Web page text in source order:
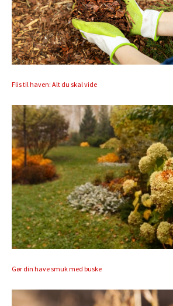
Flis til haven: Alt du skal vide
Gør din have smuk med buske